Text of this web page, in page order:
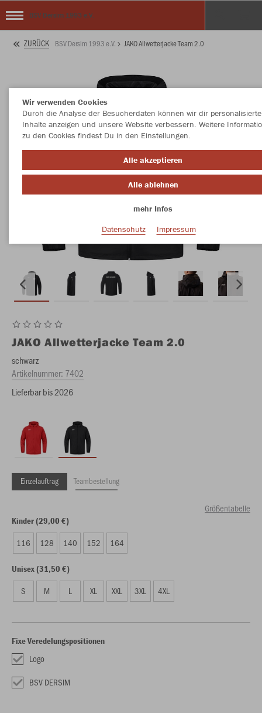
BSV Dersim 1993 e.V.
ZURÜCK BSV Dersim 1993 e.V. JAKO Allwetterjacke Team 2.0
JAKO Allwetterjacke Team 2.0
schwarz
Artikelnummer: 7402
Lieferbar bis 2026
Einzelauftrag Teambestellung
Größentabelle
Kinder (29,00 €)
116 128 140 152 164
Unisex (31,50 €)
S M L XL XXL 3XL 4XL
Fixe Veredelungspositionen
Logo
BSV DERSIM
Wir verwenden Cookies
Durch die Analyse der Besucherdaten können wir dir personalisierte
Inhalte anzeigen und unsere Website verbessern. Weitere
zu den Cookies findest Du in den Einstellungen.
Alle akzeptieren
Alle ablehnen
mehr Infos
Datenschutz
Impressum